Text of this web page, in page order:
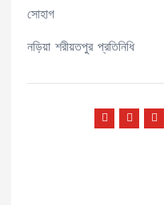
সোহাগ
নড়িয়া শরীয়তপুর প্রতিনিধি